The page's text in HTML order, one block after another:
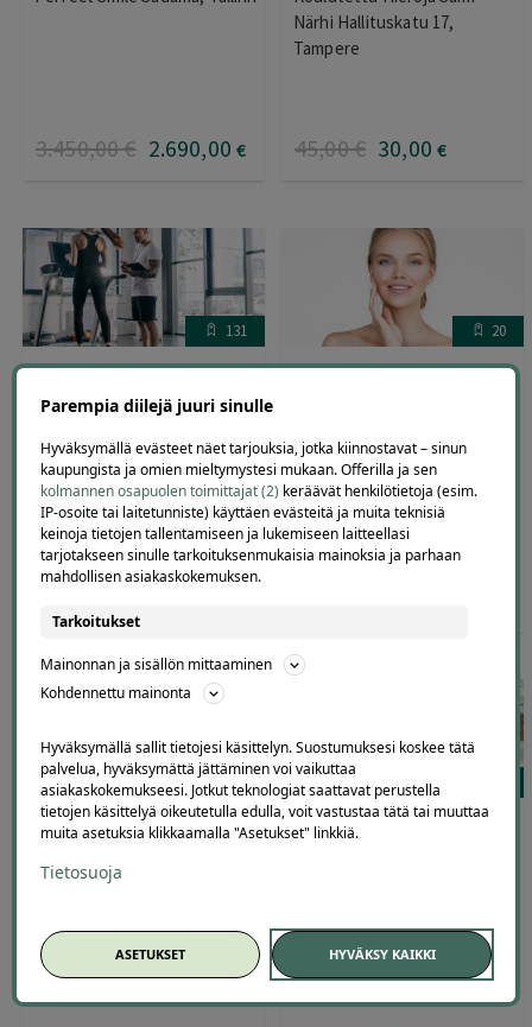
3.450,00€ 2.690,00 €
Närhi Hallituskatu 17,
Tampere
45,00€ 30,00 €
131
Opi personal traineriksi
verkkokurssi | -98 %
20
Lipolyysi injektiohoito leuan
Kauneushoitola Janna
Satamakatu 5, Tampere
34
15 min karting kahdelle
Pirkkalassa – jopa -50 %
Motorspace Vinnentie 25,
Kotisivut yritykselle tai
brändille | -42 %
Parempia diilejä juuri sinulle
Hyväksymällä evästeet näet tarjouksia, jotka kiinnostavat – sinun
kaupungista ja omien mieltymystesi mukaan. Offerilla ja sen
kolmannen osapuolen toimittajat (2) keräävät henkilötietoja (esim.
IP-osoite tai laitetunniste) käyttäen evästeitä ja muita teknisiä
keinoja tietojen tallentamiseen ja lukemiseen laitteellasi
tarjotakseen sinulle tarkoituksenmukaisia mainoksia ja parhaan
mahdollisen asiakaskokemuksen.
Tarkoitukset
Mainonnan ja sisällön mittaaminen
Kohdennettu mainonta
Hyväksymällä sallit tietojesi käsittelyn. Suostumuksesi koskee tätä
palvelua, hyväksymättä jättäminen voi vaikuttaa
asiakaskokemukseesi. Jotkut teknologiat saattavat perustella
tietojen käsittelyä oikeutetulla edulla, voit vastustaa tätä tai muuttaa
muita asetuksia klikkaamalla "Asetukset" linkkiä.
Tietosuoja
ASETUKSET HYVÄKSY KAIKKI